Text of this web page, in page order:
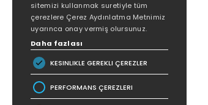
POPÜLER
Hakkımızda
Yazar Listesi
İletişim
sitemizi kullanmak suretiyle tüm
çerezlere Çerez Aydınlatma Metnimiz
uyarınca onay vermiş olursunuz.
Daha fazlası
KESINLIKLE GEREKLI ÇEREZLER
PERFORMANS ÇEREZLERI